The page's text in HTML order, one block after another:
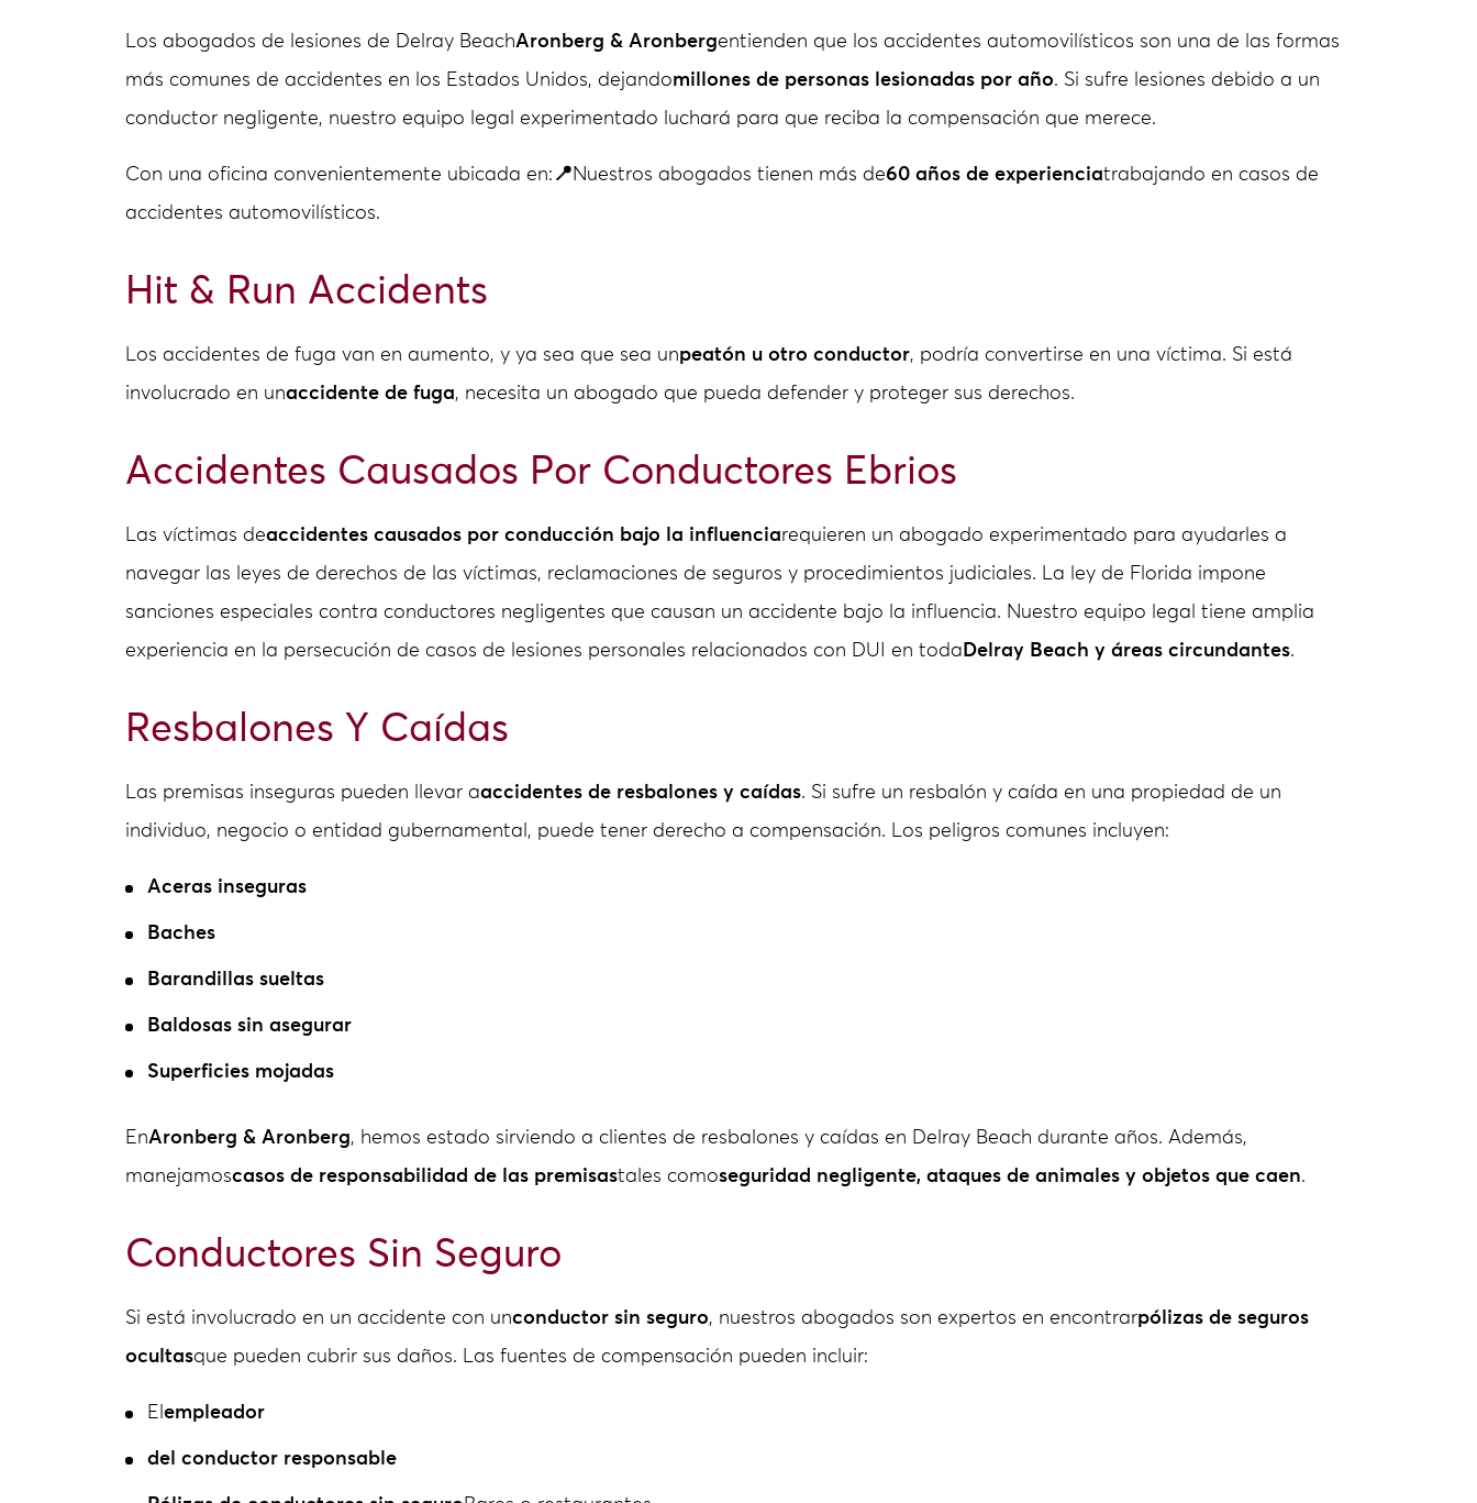
Los abogados de lesiones de Delray BeachAronberg & Aronbergentienden que los accidentes automovilísticos son una de las formas
más comunes de accidentes en los Estados Unidos, dejandomillones de personas lesionadas por año. Si sufre lesiones debido a un
conductor negligente, nuestro equipo legal experimentado luchará para que reciba la compensación que merece.
Con una oficina convenientemente ubicada en: 📍Nuestros abogados tienen más de60 años de experienciatrabajando en casos de
accidentes automovilísticos.
Hit & Run Accidents
Los accidentes de fuga van en aumento, y ya sea que sea unpeatón u otro conductor, podría convertirse en una víctima. Si está
involucrado en unaccidente de fuga, necesita un abogado que pueda defender y proteger sus derechos.
Accidentes Causados Por Conductores Ebrios
Las víctimas deaccidentes causados por conducción bajo la influenciarequieren un abogado experimentado para ayudarles a
navegar las leyes de derechos de las víctimas, reclamaciones de seguros y procedimientos judiciales. La ley de Florida impone
sanciones especiales contra conductores negligentes que causan un accidente bajo la influencia. Nuestro equipo legal tiene amplia
experiencia en la persecución de casos de lesiones personales relacionados con DUI en toda Delray Beach y áreas circundantes.
Resbalones Y Caídas
Las premisas inseguras pueden llevar aaccidentes de resbalones y caídas. Si sufre un resbalón y caída en una propiedad de un
individuo, negocio o entidad gubernamental, puede tener derecho a compensación. Los peligros comunes incluyen:
Aceras inseguras
Baches
Barandillas sueltas
Baldosas sin asegurar
Superficies mojadas
EnAronberg & Aronberg, hemos estado sirviendo a clientes de resbalones y caídas en Delray Beach durante años. Además,
manejamoscasos de responsabilidad de las premisastales comoseguridad negligente, ataques de animales y objetos que caen.
Conductores Sin Seguro
Si está involucrado en un accidente con unconductor sin seguro, nuestros abogados son expertos en encontrarpólizas de seguros
ocultasque pueden cubrir sus daños. Las fuentes de compensación pueden incluir:
El empleador
del conductor responsable